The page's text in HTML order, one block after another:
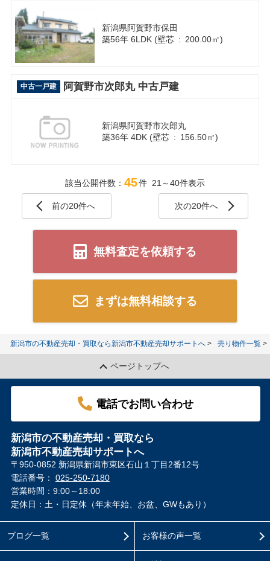
新潟県阿賀野市保田
築56年 6LDK (壁芯 : 200.00㎡)
中古一戸建 阿賀野市次郎丸 中古戸建
新潟県阿賀野市次郎丸
築36年 4DK (壁芯 : 156.50㎡)
該当公開件数： 45件 21～40件表示
前の20件へ 次の20件へ
無料査定を依頼する
まずは無料相談する
新潟市の不動産売却・買取なら新潟市不動産売却サポートへ 売り物件一覧
ページトップへ
電話でお問い合わせ
新潟市の不動産売却・買取なら
新潟市不動産売却サポートへ
〒950-0852 新潟県新潟市東区石山１丁目2番12号
電話番号： 025-250-7180
営業時間：9:00～18:00
定休日：土・日定休（年末年始、お盆、GWもあり）
ブログ一覧 お客様の声一覧